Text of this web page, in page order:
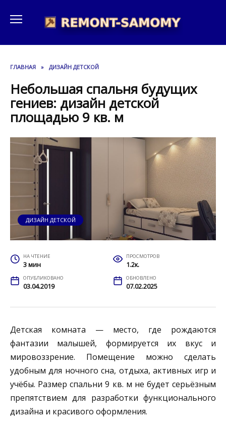
содержанию
ГЛАВНАЯ » ДИЗАЙН ДЕТСКОЙ
Небольшая спальня будущих
гениев: дизайн детской
площадью 9 кв. м
ДИЗАЙН ДЕТСКОЙ
НА ЧТЕНИЕ
3 мин
ПРОСМОТРОВ
1.2к.
ОПУБЛИКОВАНО
03.04.2019
ОБНОВЛЕНО
07.02.2025
Детская комната — место, где рождаются
фантазии малышей, формируется их вкус и
мировоззрение. Помещение можно сделать
удобным для ночного сна, отдыха, активных игр и
учёбы. Размер спальни 9 кв. м не будет серьёзным
препятствием для разработки функционального
дизайна и красивого оформления.